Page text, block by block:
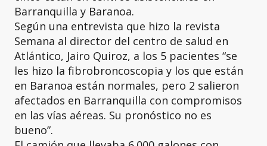
Barranquilla y Baranoa.
Según una entrevista que hizo la revista
Semana al director del centro de salud en
Atlántico, Jairo Quiroz, a los 5 pacientes “se
les hizo la fibrobroncoscopia y los que están
en Baranoa están normales, pero 2 salieron
afectados en Barranquilla con compromisos
en las vías aéreas. Su pronóstico no es
bueno”.